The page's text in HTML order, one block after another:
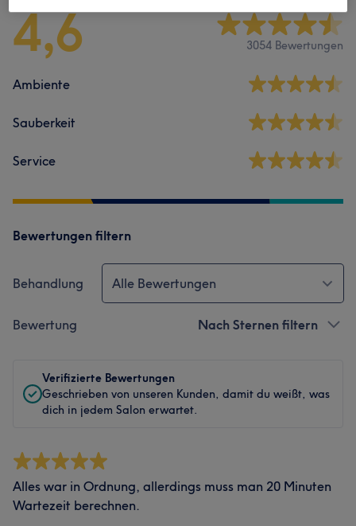
4,6 3054 Bewertungen
Ambiente
Sauberkeit
Service
Bewertungen filtern
Behandlung Alle Bewertungen
Bewertung Nach Sternen filtern
Verifizierte Bewertungen
Geschrieben von unseren Kunden, damit du weißt, was
dich in jedem Salon erwartet.
Alles war in Ordnung, allerdings muss man 20 Minuten
Wartezeit berechnen.